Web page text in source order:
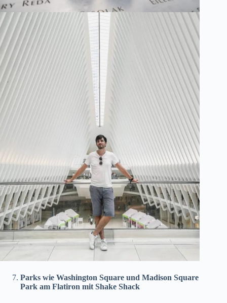
Parks wie Washington Square und Madison Square
Park am Flatiron mit Shake Shack